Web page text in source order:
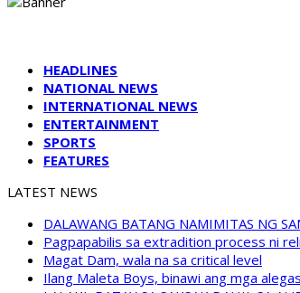
HEADLINES
NATIONAL NEWS
INTERNATIONAL NEWS
ENTERTAINMENT
SPORTS
FEATURES
LATEST NEWS
DALAWANG BATANG NAMIMITAS NG
Pagpapabilis sa extradition process ni
Magat Dam, wala na sa critical level
Ilang Maleta Boys, binawi ang mga